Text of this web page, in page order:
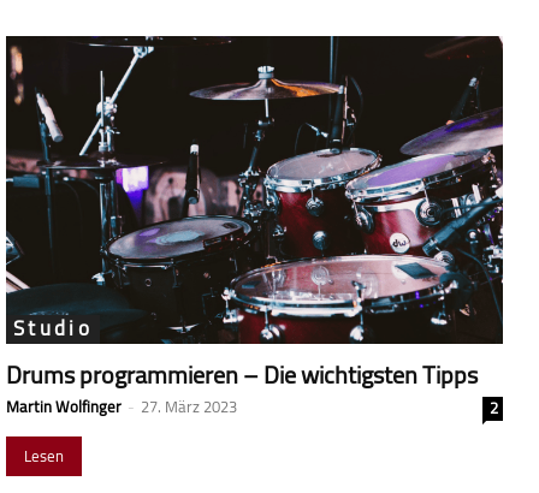
Studio
Drums programmieren – Die wichtigsten Tipps
Martin Wolfinger - 27. März 2023
2
Lesen